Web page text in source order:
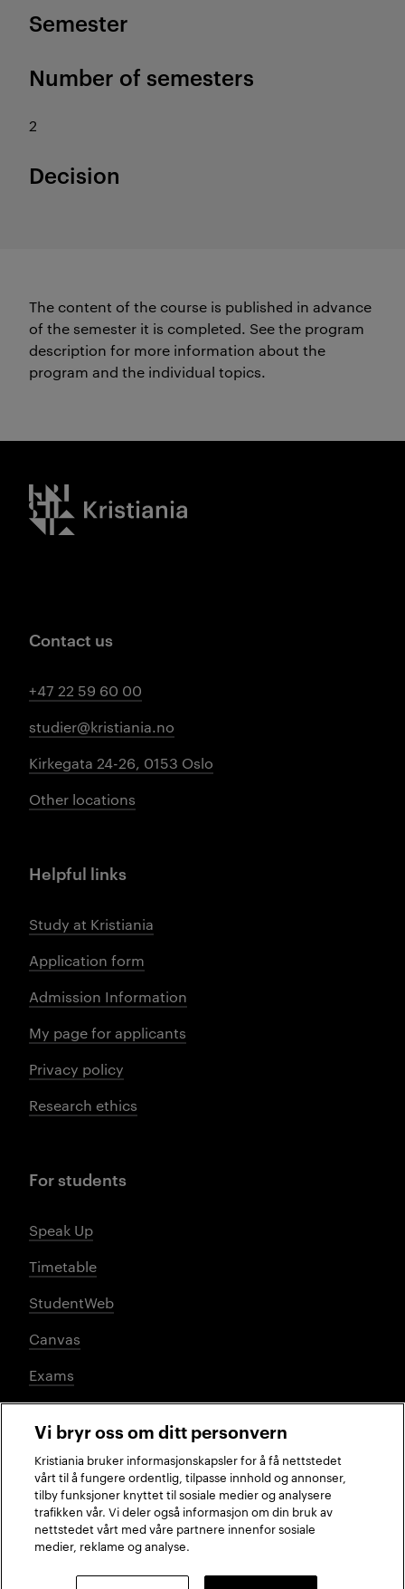
Semester
Number of semesters
2
Decision
The content of the course is published in advance
of the semester it is completed. See the program
description for more information about the
program and the individual topics.
Kristiania logo
Contact us
+47 22 59 60 00
studier@kristiania.no
Kirkegata 24-26, 0153 Oslo
Other locations
Helpful links
Study at Kristiania
Application form
Admission Information
My page for applicants
Privacy policy
Research ethics
For students
Speak Up
Timetable
StudentWeb
Canvas
Exams
Social media
FacebookInstagramLinkedInTikTok
Vi bryr oss om ditt personvern
Kristiania bruker informasjonskapsler for å få nettstedet
vårt til å fungere ordentlig, tilpasse innhold og annonser,
tilby funksjoner knyttet til sosiale medier og analysere
trafikken vår. Vi deler også informasjon om din bruk av
nettstedet vårt med våre partnere innenfor sosiale
medier, reklame og analyse.